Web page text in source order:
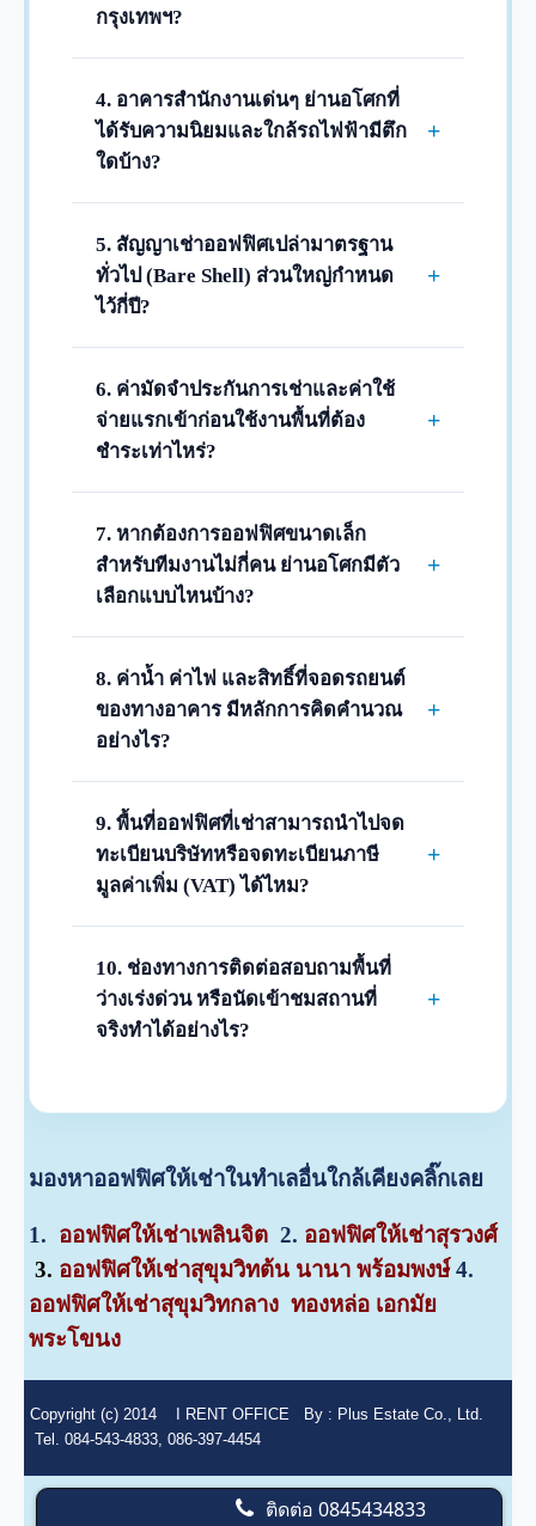
เริ่มต้นจะอยู่ที่ประมาณ 500 - 700 บาท/ตร.ม.
บาท/ตร.ม. ขึ้นไปครับ
กรุงเทพฯ?
ระหว่างรถไฟฟ้าสองสายหลัก คือ BTS สถานี
อโศก และ MRT สถานีสุขุมวิท รวมถึงยัง
สามารถเชื่อมต่อไปยัง Airport Rail Link
สะดวกสบายที่สุดครับ
4. อาคารสำนักงานเด่นๆ ย่านอโศกที่
ได้รับความนิยมและใกล้รถไฟฟ้ามีตึก
ใดบ้าง?
+
อาคารอินเตอร์เชนจ์ 21 (Interchange 21), อา
คารเอ็กเชน ทาวเวอร์ (Exchange Tower), อา
คารจัสมิน ซิตี้, อาคารเสริมมิตร ทาวเวอร์,
อโศก-เพชรบุรี ครับ
5. สัญญาเช่าออฟฟิศเปล่ามาตรฐาน
ทั่วไป (Bare Shell) ส่วนใหญ่กำหนด
ไว้กี่ปี?
+
เช่าเข้ามาตกแต่งเอง สัญญาเช่าทั่วไปจะอยู่ที่
3 ปีครับ ซึ่งเป็นระยะเวลามาตรฐานในการ
ล็อกเรทราคาค่าเช่าคงที่ตามข้อตกลงใน
6. ค่ามัดจำประกันการเช่าและค่าใช้
จ่ายแรกเข้าก่อนใช้งานพื้นที่ต้อง
ชำระเท่าไหร่?
+
ประกันการเช่า (Deposit) จำนวน 3 เดือนของ
ค่าเช่าและค่าบริการ และชำระค่าเช่าล่วงหน้า
(Advance) อีก 1 เดือน รวมเป็น 4 เดือนก่อน
7. หากต้องการออฟฟิศขนาดเล็ก
สำหรับทีมงานไม่กี่คน ย่านอโศกมีตัว
เลือกแบบไหนบ้าง?
+
Office)" บนตึกเกรด A ย่านอโศก รองรับ
ตั้งแต่ 2-10 คนขึ้นไป ตกแต่งครบ มี
เฟอร์นิเจอร์ อินเทอร์เน็ต และบริการส่วน
8. ค่าน้ำ ค่าไฟ และสิทธิ์ที่จอดรถยนต์
ของทางอาคาร มีหลักการคิดคำนวณ
อย่างไร?
+
ของทางอาคาร ส่วนสิทธิ์ที่จอดรถ อาคารส่วน
ใหญ่จะให้สิทธิ์จอดฟรี 1 คัน ต่อพื้นที่เช่าทุกๆ
100 ตารางเมตร หากผู้เช่ามีรถยนต์มากกว่า
9. พื้นที่ออฟฟิศที่เช่าสามารถนำไปจด
ทะเบียนบริษัทหรือจดทะเบียนภาษี
มูลค่าเพิ่ม (VAT) ได้ไหม?
+
ทะเบียน VAT ได้อย่างถูกต้องตามกฎหมายทุก
อาคารครับ หลังจากลงนามในสัญญาเช่า
เรียบร้อยแล้ว ทางอาคารจะออกเอกสาร
10. ช่องทางการติดต่อสอบถามพื้นที่
ว่างเร่งด่วน หรือนัดเข้าชมสถานที่
จริงทำได้อย่างไร?
+
บริการลูกค้า โทร 02-512-5909 หรือ 084-
rentoffice ทีมงานพร้อมประสานงานพาเข้าชม
มองหาออฟฟิศให้เช่าในทำเลอื่นใกล้เคียงคลิ๊กเลย
1. ออฟฟิศให้เช่าเพลินจิต 2. ออฟฟิศให้เช่าสุรวงศ์
3. ออฟฟิศให้เช่าสุขุมวิทต้น นานา พร้อมพงษ์4.
ออฟฟิศให้เช่าสุขุมวิทกลาง ทองหล่อ เอกมัย
พระโขนง
Copyright (c) 2014 I RENT OFFICE By : Plus Estate Co., Ltd.
Tel. 084-543-4833, 086-397-4454
ติดต่อ 0845434833